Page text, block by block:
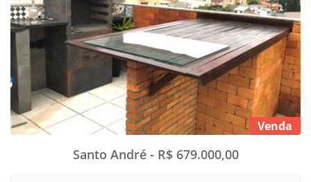
Venda
Santo André - R$ 679.000,00